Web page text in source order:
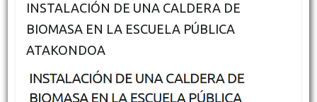
INSTALACIÓN DE UNA CALDERA DE
BIOMASA EN LA ESCUELA PÚBLICA
ATAKONDOA